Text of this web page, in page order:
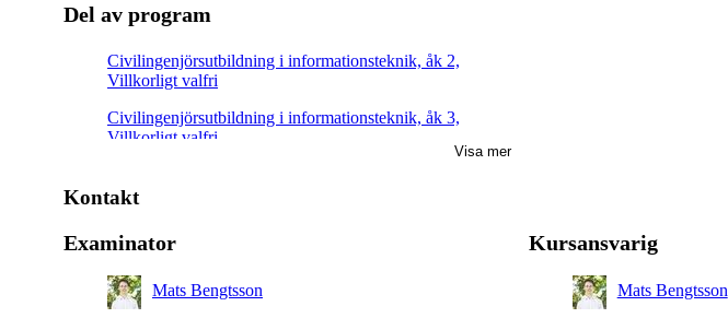
Del av program
Civilingenjörsutbildning i informationsteknik, åk 2,
Villkorligt valfri
Civilingenjörsutbildning i informationsteknik, åk 3,
Villkorligt valfri
Visa mer
Kontakt
Examinator
Mats Bengtsson
Kursansvarig
Mats Bengtsson